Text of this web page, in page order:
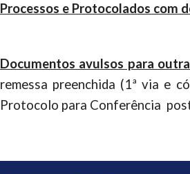
Processos e Protocolados com
Documentos avulsos para
remessa preenchida (1ª via e
Protocolo para Conferência